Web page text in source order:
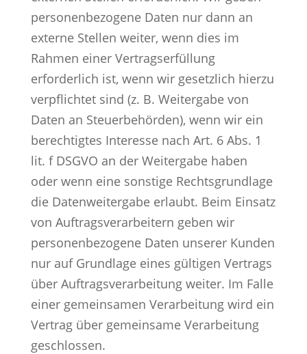
personenbezogene Daten nur dann an
externe Stellen weiter, wenn dies im
Rahmen einer Vertragserfüllung
erforderlich ist, wenn wir gesetzlich hierzu
verpflichtet sind (z. B. Weitergabe von
Daten an Steuerbehörden), wenn wir ein
berechtigtes Interesse nach Art. 6 Abs. 1
lit. f DSGVO an der Weitergabe haben
oder wenn eine sonstige Rechtsgrundlage
die Datenweitergabe erlaubt. Beim Einsatz
von Auftragsverarbeitern geben wir
personenbezogene Daten unserer Kunden
nur auf Grundlage eines gültigen Vertrags
über Auftragsverarbeitung weiter. Im Falle
einer gemeinsamen Verarbeitung wird ein
Vertrag über gemeinsame Verarbeitung
geschlossen.